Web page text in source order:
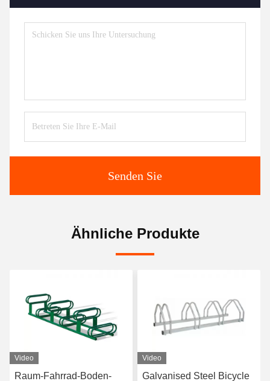
Senden Sie
Ähnliche Produkte
Video
Raum-Fahrrad-Boden-
Video
Galvanised Steel Bicycle